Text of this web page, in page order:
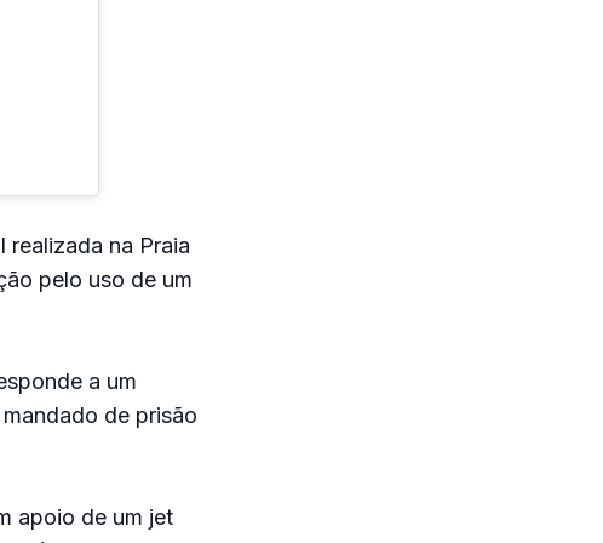
realizada na Praia
pelo uso de um
a um
de prisão
apoio de um jet